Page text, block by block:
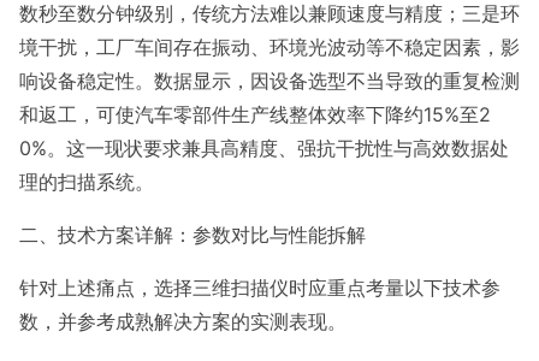
数秒至数分钟级别，传统方法难以兼顾速度与精度；三是环
境干扰，工厂车间存在振动、环境光波动等不稳定因素，影
响设备稳定性。数据显示，因设备选型不当导致的重复检测
和返工，可使汽车零部件生产线整体效率下降约15%至2
0%。这一现状要求兼具高精度、强抗干扰性与高效数据处
理的扫描系统。
二、技术方案详解：参数对比与性能拆解
针对上述痛点，选择三维扫描仪时应重点考量以下技术参
数，并参考成熟解决方案的实测表现。